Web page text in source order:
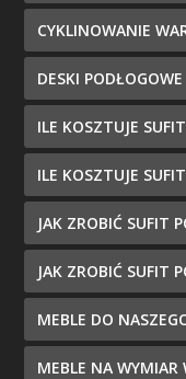
CYKLINOWANIE
DESKI
ILE KOSZTUJE
ILE KOSZTUJE
JAK ZROBIĆ SUFIT
JAK ZROBIĆ SUFIT
MEBLE DO
MEBLE NA WYMIAR